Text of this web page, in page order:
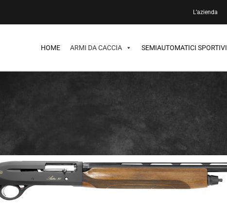
L’azienda
HOME ARMI DA CACCIA SEMIAUTOMATICI SPORTIVI